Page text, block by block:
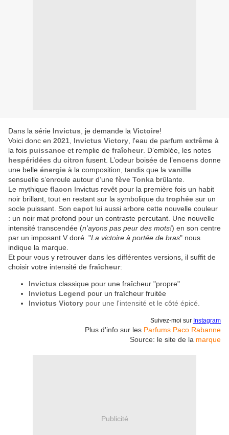
Dans la série Invictus , je demande la Victoire!
Voici donc en 2021 Invictus Victory , l'eau de parfum extrême à
la fois puissance et remplie de fraîcheur. D’emblée, les notes
hespéridées du citron fusent. L’odeur boisée de l’encens donne
une belle énergie à la composition, tandis que la vanille
sensuelle s’enroule autour d’une fève Tonka brûlante.
Le mythique flacon Invictus revêt pour la première fois un habit
noir brillant, tout en restant sur la symbolique du trophée sur un
socle puissant. Son capot lui aussi arbore cette nouvelle couleur
: un noir mat profond pour un contraste percutant. Une nouvelle
intensité transcendée (n'ayons pas peur des mots!) en son centre
par un imposant V doré. "La victoire à portée de bras" nous
indique la marque.
Et pour vous y retrouver dans les différentes versions, il suffit de
choisir votre intensité de fraîcheur:
Invictus classique pour une fraîcheur "propre"
Invictus Legend pour un fraîcheur fruitée
Invictus Victory pour une l'intensité et le côté épicé.
Suivez-moi sur Instagram
Plus d'info sur les Parfums Paco Rabanne
Source: le site de la marque
Publicité